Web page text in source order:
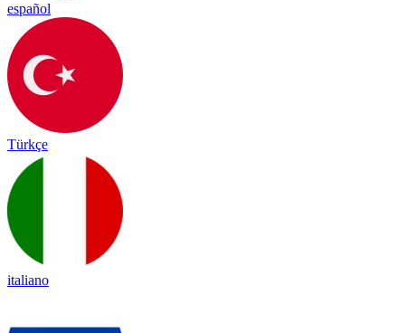
español
Türkçe
italiano